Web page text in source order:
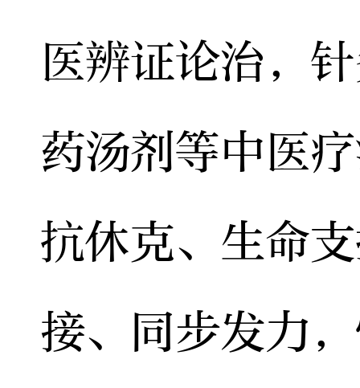
医辨证论治，
药汤剂等中医
抗休克、生命
接、同步发力